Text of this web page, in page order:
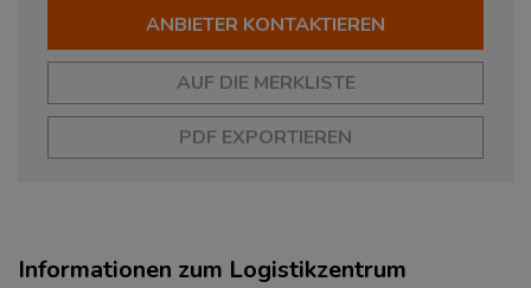
ANBIETER KONTAKTIEREN
AUF DIE MERKLISTE
PDF EXPORTIEREN
Informationen zum Logistikzentrum